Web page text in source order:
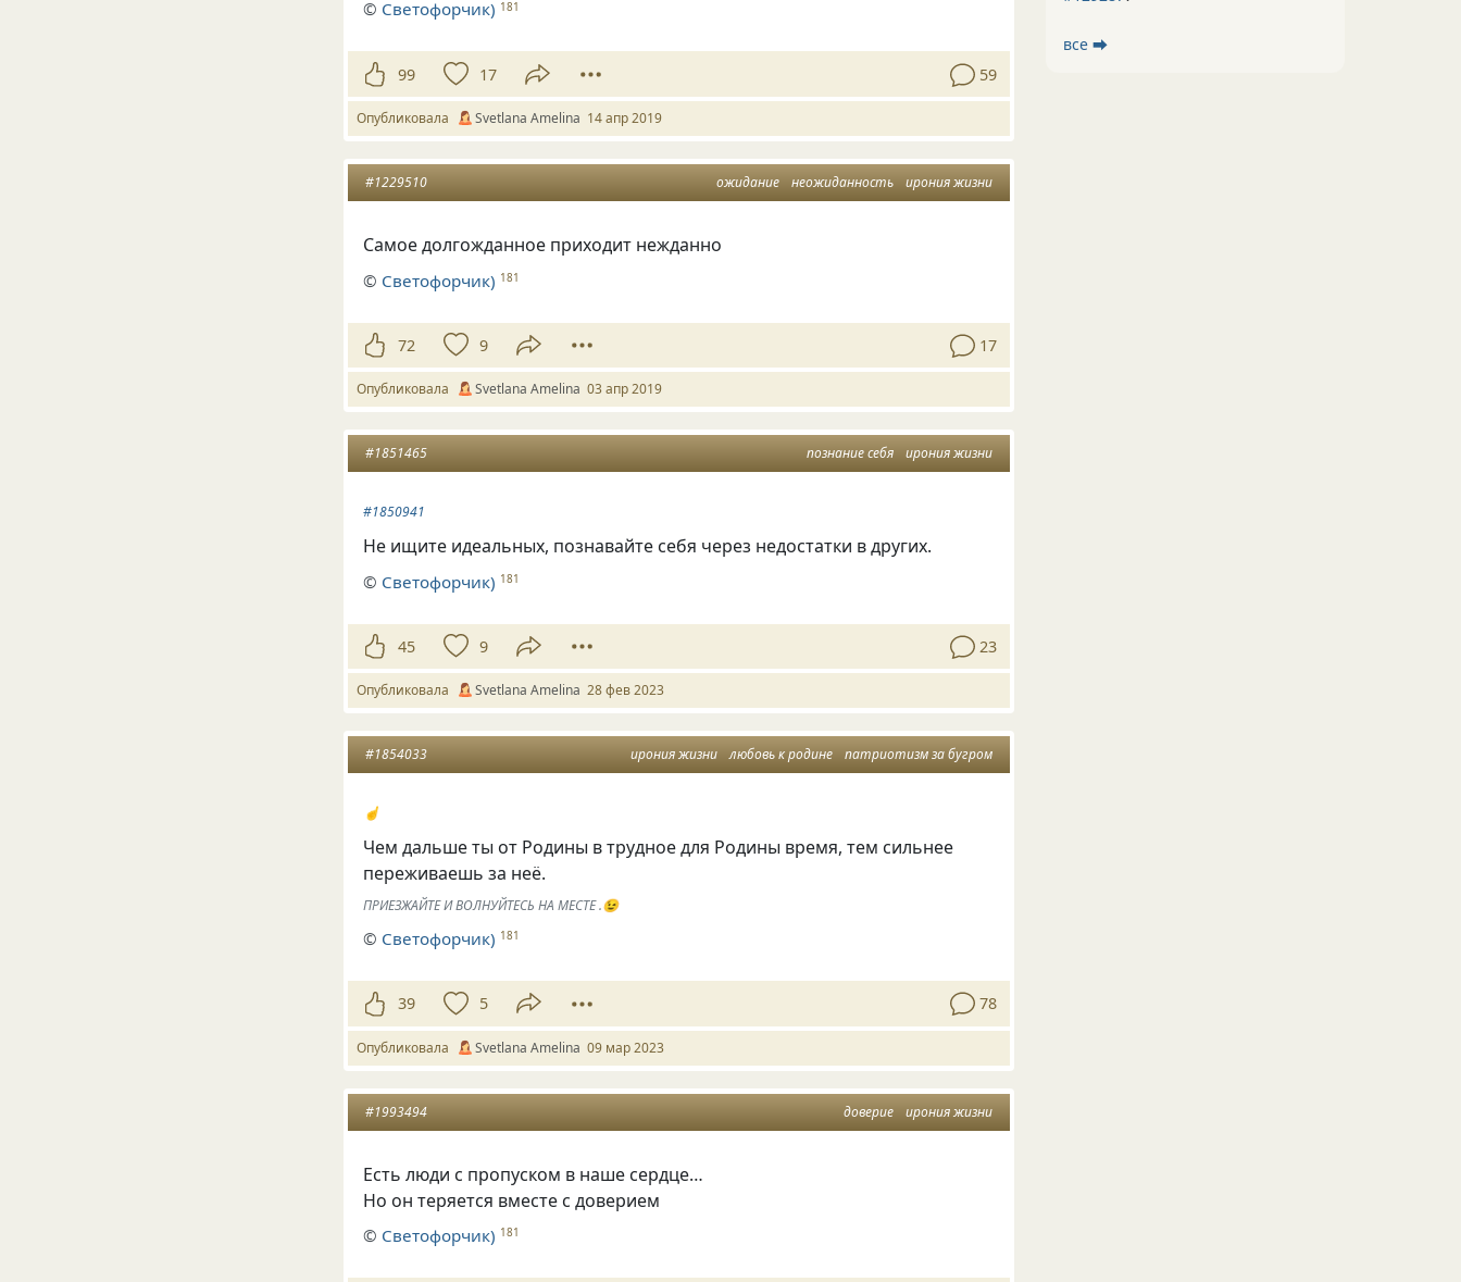
© Светофорчик) 181
99 17 59
Опубликовала Svetlana Amelina 14 апр 2019
ожидание неожиданность ирония жизни
#1229510
Самое долгожданное приходит нежданно
© Светофорчик) 181
72 9 17
Опубликовала Svetlana Amelina 03 апр 2019
познание себя ирония жизни
#1851465
#1850941
Не ищите идеальных, познавайте себя через недостатки в других.
© Светофорчик) 181
45 9 23
Опубликовала Svetlana Amelina 28 фев 2023
ирония жизни любовь к родине патриотизм за бугром
#1854033
☝️
Чем дальше ты от Родины в трудное для Родины время, тем сильнее
переживаешь за неё.
ПРИЕЗЖАЙТЕ И ВОЛНУЙТЕСЬ НА МЕСТЕ .😉
© Светофорчик) 181
39 5 78
Опубликовала Svetlana Amelina 09 мар 2023
доверие ирония жизни
#1993494
Есть люди с пропуском в наше сердце…
Но он теряется вместе с доверием
© Светофорчик) 181
все ⮕